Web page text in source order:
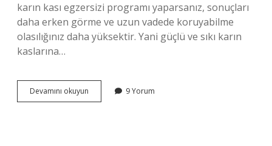
karın kası egzersizi programı yaparsanız, sonuçları
daha erken görme ve uzun vadede koruyabilme
olasılığınız daha yüksektir. Yani güçlü ve sıkı karın
kaslarına…
Devamını okuyun
Kası
9 Yorum